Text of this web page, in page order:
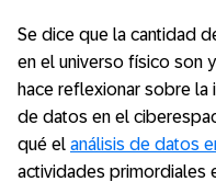
Se dice que la cantidad
en el universo físico son
hace reflexionar sobre la
de datos en el
qué el análisis de datos
actividades primordiales